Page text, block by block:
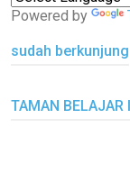
Powered by
sudah berkunjung
TAMAN BELAJAR